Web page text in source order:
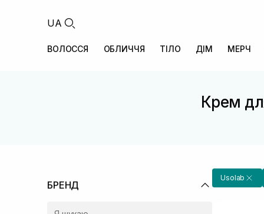
UA
ВОЛОССЯ ОБЛИЧЧЯ ТІЛО ДІМ МЕРЧ
Крем
БРЕНД
Usolab